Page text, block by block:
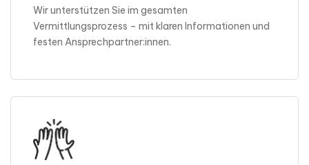
Wir unterstützen Sie im gesamten
Vermittlungsprozess – mit klaren Informationen und
festen Ansprechpartner:innen.